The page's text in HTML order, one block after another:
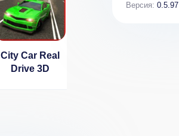
City Car Real
Drive 3D
Версия: 0.5.97